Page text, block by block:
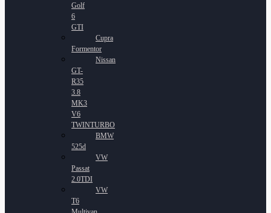
Golf
6
GTI
Cupra
Formentor
Nissan
GT-
R35
3.8
MK3
V6
TWINTURBO
BMW
525d
VW
Passat
2.0TDI
VW
T6